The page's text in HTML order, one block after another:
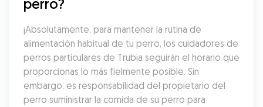
perro?
¡Absolutamente, para mantener la rutina de
alimentación habitual de tu perro, los cuidadores de
perros particulares de Trubia seguirán el horario que
proporcionas lo más fielmente posible. Sin
embargo, es responsabilidad del propietario del
perro suministrar la comida de su perro para